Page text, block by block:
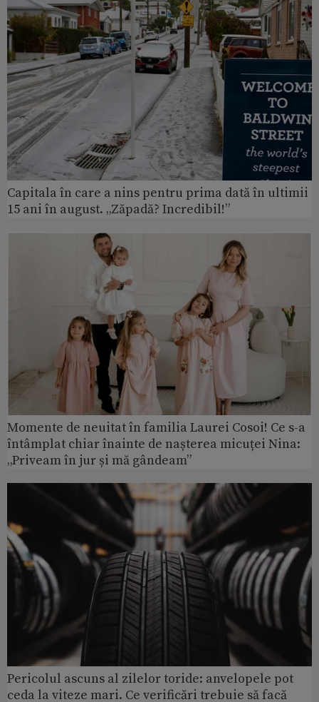
Capitala în care a nins pentru prima dată în ultimii
15 ani în august. „Zăpadă? Incredibil!”
Momente de neuitat în familia Laurei Cosoi! Ce s-a
întâmplat chiar înainte de nașterea micuței Nina:
„Priveam în jur și mă gândeam”
Pericolul ascuns al zilelor toride: anvelopele pot
ceda la viteze mari. Ce verificări trebuie să facă